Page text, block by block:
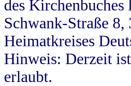
des
Schwank-Straße
Heimatkreises
Hinweis: Derzeit
erlaubt.